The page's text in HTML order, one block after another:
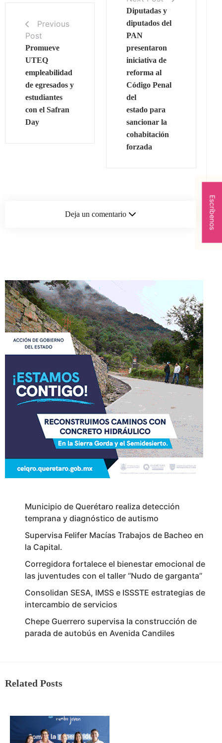
Previous
Post
Promueve
UTEQ
empleabilidad
de egresados y
estudiantes
con el Safran
Day
Diputadas y
diputados del
PAN
presentaron
iniciativa de
reforma al
Código Penal
del
estado para
sancionar la
cohabitación
forzada
Deja un comentario
Municipio de Querétaro realiza detección
temprana y diagnóstico de autismo
Supervisa Felifer Macías Trabajos de Bacheo en
la Capital.
Corregidora fortalece el bienestar emocional de
las juventudes con el taller ‘‘Nudo de garganta’’
Consolidan SESA, IMSS e ISSSTE estrategias de
intercambio de servicios
Chepe Guerrero supervisa la construcción de
parada de autobús en Avenida Candiles
Related Posts
Escríbenos